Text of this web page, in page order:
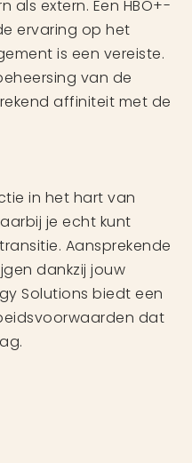
als extern. Een HBO+-
ervaring op het
is een vereiste.
van de
affiniteit met de
in het hart van
je echt kunt
Aansprekende
dankzij jouw
Solutions biedt een
dat